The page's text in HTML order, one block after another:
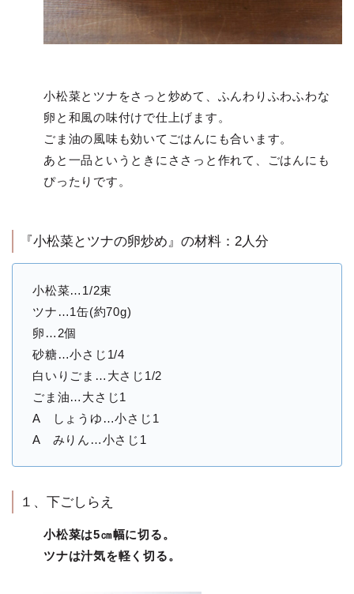
小松菜とツナをさっと炒めて、ふんわりふわふわな
卵と和風の味付けで仕上げます。
ごま油の風味も効いてごはんにも合います。
あと一品というときにささっと作れて、ごはんにも
ぴったりです。
『小松菜とツナの卵炒め』の材料：2人分
小松菜…1/2束
ツナ…1缶(約70g)
卵…2個
砂糖…小さじ1/4
白いりごま…大さじ1/2
ごま油…大さじ1
A しょうゆ…小さじ1
A みりん…小さじ1
１、下ごしらえ
小松菜は5㎝幅に切る。
ツナは汁気を軽く切る。